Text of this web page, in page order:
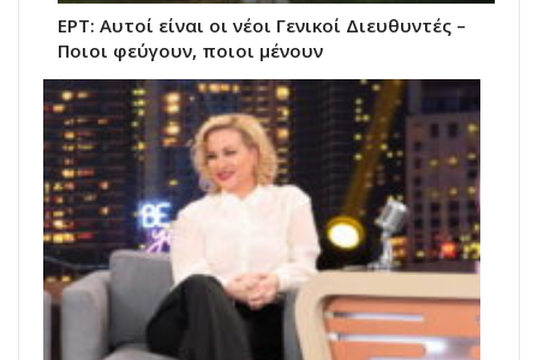
ΕΡΤ: Αυτοί είναι οι νέοι Γενικοί Διευθυντές –
Ποιοι φεύγουν, ποιοι μένουν